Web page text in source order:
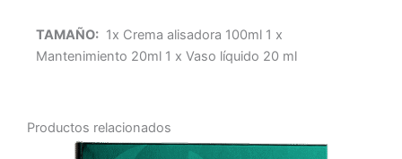
TAMAÑO: 1x Crema alisadora 100ml 1 x
Mantenimiento 20ml 1 x Vaso líquido 20 ml
Productos relacionados